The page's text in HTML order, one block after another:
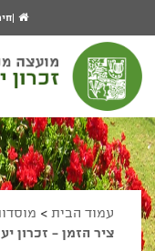
מעבר לתפריט ראשי
הגדל גודל פונט
הקטן גודל פונט
מצב ניגודיות גבוהה
מצב ניגודיות נמוכה
הצג קישורים
הצהרת נגישות
עמוד הבית >
ציר הזמן - זכרון